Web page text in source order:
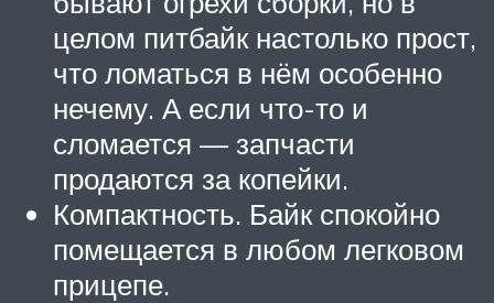
целом питбайк настолько прост,
что ломаться в нём особенно
нечему. А если что-то и
сломается — запчасти
продаются за копейки.
Компактность. Байк спокойно
помещается в любом легковом
прицепе.